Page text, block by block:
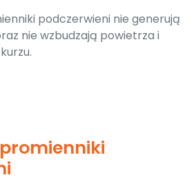
podczerwieni nie generują
nie wzbudzają powietrza i